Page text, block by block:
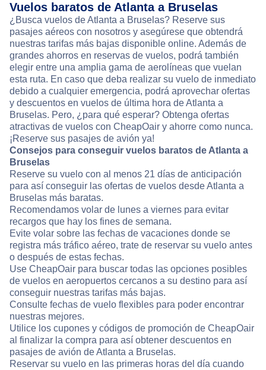
Vuelos baratos de Atlanta a Bruselas
¿Busca vuelos de Atlanta a Bruselas? Reserve sus
pasajes aéreos con nosotros y asegúrese que obtendrá
nuestras tarifas más bajas disponible online. Además de
grandes ahorros en reservas de vuelos, podrá también
elegir entre una amplia gama de aerolíneas que vuelan
esta ruta. En caso que deba realizar su vuelo de inmediato
debido a cualquier emergencia, podrá aprovechar ofertas
y descuentos en vuelos de última hora de Atlanta a
Bruselas. Pero, ¿para qué esperar? Obtenga ofertas
atractivas de vuelos con CheapOair y ahorre como nunca.
¡Reserve sus pasajes de avión ya!
Consejos para conseguir vuelos baratos de Atlanta a
Bruselas
Reserve su vuelo con al menos 21 días de anticipación
para así conseguir las ofertas de vuelos desde Atlanta a
Bruselas más baratas.
Recomendamos volar de lunes a viernes para evitar
recargos que hay los fines de semana.
Evite volar sobre las fechas de vacaciones donde se
registra más tráfico aéreo, trate de reservar su vuelo antes
o después de estas fechas.
Use CheapOair para buscar todas las opciones posibles
de vuelos en aeropuertos cercanos a su destino para así
conseguir nuestras tarifas más bajas.
Consulte fechas de vuelo flexibles para poder encontrar
nuestras mejores.
Utilice los cupones y códigos de promoción de CheapOair
al finalizar la compra para así obtener descuentos en
pasajes de avión de Atlanta a Bruselas.
Reservar su vuelo en las primeras horas del día cuando